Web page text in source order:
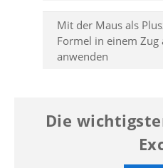
Mit der Maus als
Formel in einem Zug
anwenden